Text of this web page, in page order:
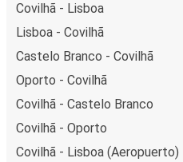
Covilhã - Lisboa
Lisboa - Covilhã
Castelo Branco - Covilhã
Oporto - Covilhã
Covilhã - Castelo Branco
Covilhã - Oporto
Covilhã - Lisboa (Aeropuerto)